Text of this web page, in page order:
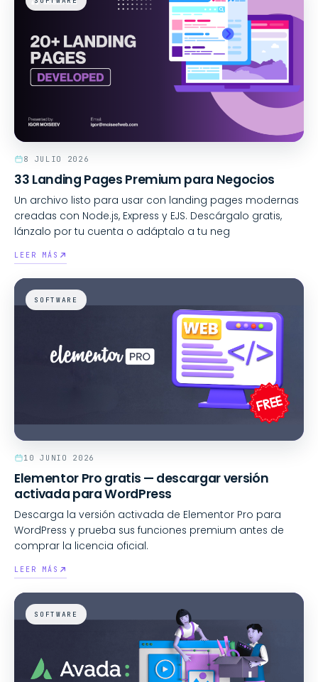
8 JULIO 2026
33 Landing Pages Premium para Negocios
Un archivo listo para usar con landing pages modernas
creadas con Node.js, Express y EJS. Descárgalo gratis,
lánzalo por tu cuenta o adáptalo a tu neg
LEER MÁS
SOFTWARE
10 JUNIO 2026
Elementor Pro gratis — descargar versión
activada para WordPress
Descarga la versión activada de Elementor Pro para
WordPress y prueba sus funciones premium antes de
comprar la licencia oficial.
LEER MÁS
SOFTWARE